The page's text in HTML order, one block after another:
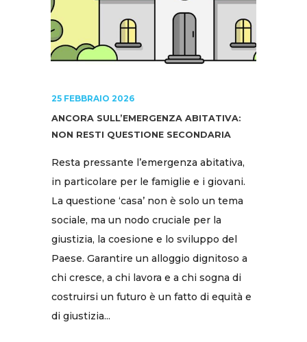
25 FEBBRAIO 2026
ANCORA SULL’EMERGENZA ABITATIVA:
NON RESTI QUESTIONE SECONDARIA
Resta pressante l’emergenza abitativa,
in particolare per le famiglie e i giovani.
La questione ‘casa’ non è solo un tema
sociale, ma un nodo cruciale per la
giustizia, la coesione e lo sviluppo del
Paese. Garantire un alloggio dignitoso a
chi cresce, a chi lavora e a chi sogna di
costruirsi un futuro è un fatto di equità e
di giustizia...